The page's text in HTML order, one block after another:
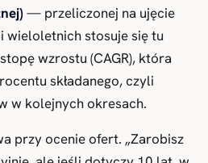
— przeliczonej na ujęcie
wieloletnich stosuje się tu
wzrostu (CAGR), która
składanego, czyli
w kolejnych okresach.
przy ocenie ofert. „Zarobisz